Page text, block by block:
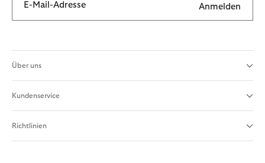
E-Mail-Adresse Anmelden
Über uns
Kundenservice
Richtlinien